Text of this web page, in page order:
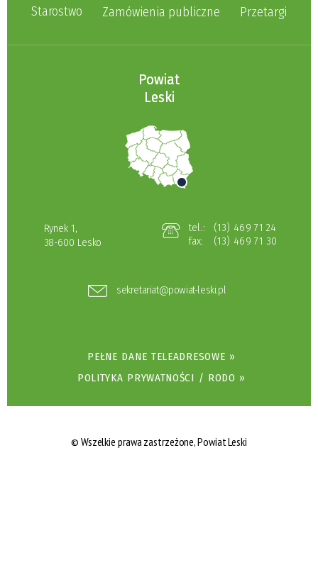
Starostwo
Zamówienia publiczne Przetargi
Powiat
Leski
Rynek 1,
38-600 Lesko
tel.:
(13) 469 71 24
fax:
(13) 469 71 30
sekretariat@powiat-leski.pl
PEŁNE DANE TELEADRESOWE »
POLITYKA PRYWATNOŚCI / RODO »
© Wszelkie prawa zastrzeżone, Powiat Leski